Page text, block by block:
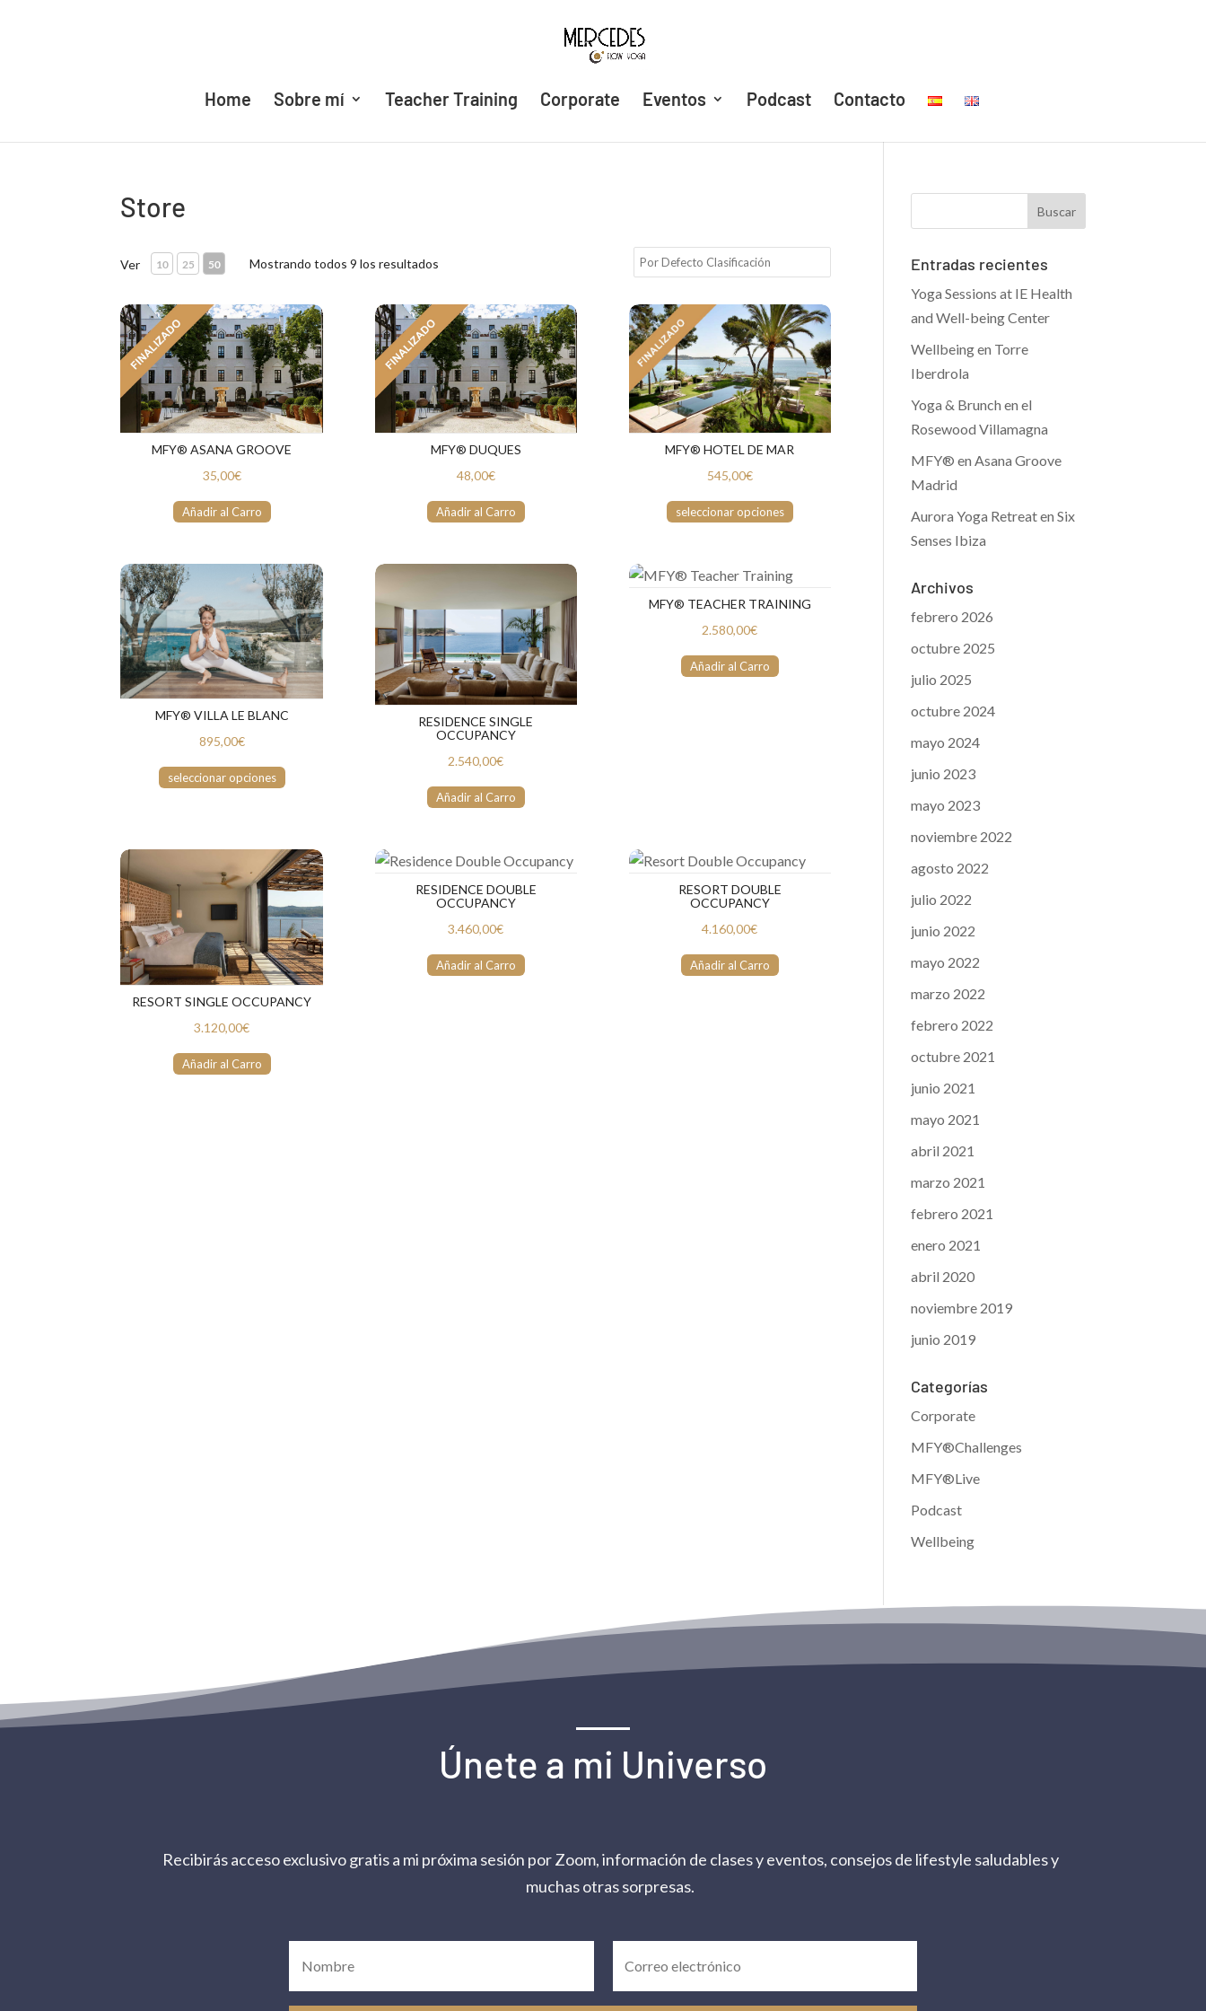
Home Sobre mí Teacher Training Corporate Eventos Podcast Contacto
Store
Ver 10 25 50 Mostrando todos 9 los resultados
MFY® ASANA GROOVE
35,00€
Añadir al Carro
MFY® DUQUES
48,00€
Añadir al Carro
MFY® HOTEL DE MAR
545,00€
seleccionar opciones
MFY® VILLA LE BLANC
895,00€
seleccionar opciones
RESIDENCE SINGLE
OCCUPANCY
2.540,00€
Añadir al Carro
MFY® TEACHER TRAINING
2.580,00€
Añadir al Carro
RESORT SINGLE OCCUPANCY
3.120,00€
Añadir al Carro
RESIDENCE DOUBLE
OCCUPANCY
3.460,00€
Añadir al Carro
RESORT DOUBLE
OCCUPANCY
4.160,00€
Añadir al Carro
Entradas recientes
Yoga Sessions at IE Health
and Well-being Center
Wellbeing en Torre
Iberdrola
Yoga & Brunch en el
Rosewood Villamagna
MFY® en Asana Groove
Madrid
Aurora Yoga Retreat en Six
Senses Ibiza
Archivos
febrero 2026
octubre 2025
julio 2025
octubre 2024
mayo 2024
junio 2023
mayo 2023
noviembre 2022
agosto 2022
julio 2022
junio 2022
mayo 2022
marzo 2022
febrero 2022
octubre 2021
junio 2021
mayo 2021
abril 2021
marzo 2021
febrero 2021
enero 2021
abril 2020
noviembre 2019
junio 2019
Categorías
Corporate
MFY®Challenges
MFY®Live
Podcast
Wellbeing
Únete a mi Universo
Recibirás acceso exclusivo gratis a mi próxima sesión por Zoom, información de clases y eventos, consejos de lifestyle saludables y
muchas otras sorpresas.